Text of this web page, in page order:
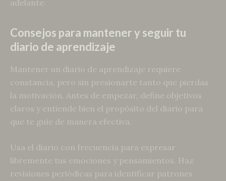
adelante.
Consejos para mantener y seguir tu
diario de aprendizaje
Mantener un diario de aprendizaje requiere
constancia, pero sin presionarte tanto que pierdas
la motivación. Antes de empezar, define objetivos
claros y entiende bien el propósito del diario para
que te guíe de manera efectiva.
Usa el diario con frecuencia para expresar
libremente tus emociones y pensamientos. Haz
revisiones periódicas para identificar patrones